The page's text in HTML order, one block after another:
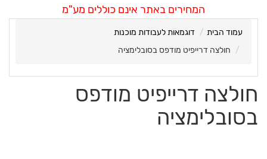
המחירים באתר אינם כוללים מע"מ
עמוד הבית
דוגמאות לעבודות מוכנות
חולצה דרייפיט מודפס בסובלימציה
חולצה דרייפיט מודפס
בסובלימציה